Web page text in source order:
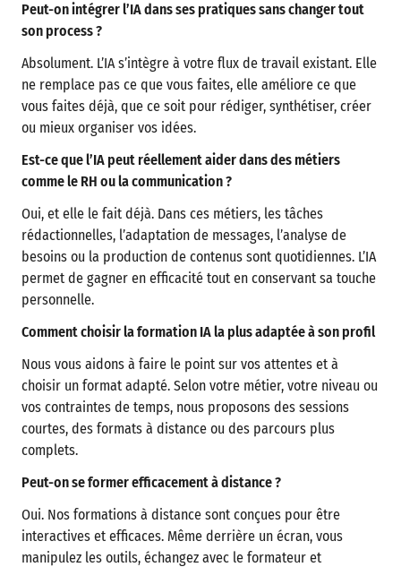
Peut-on intégrer l’IA dans ses pratiques sans changer tout
son process ?
Absolument. L’IA s’intègre à votre flux de travail existant. Elle
ne remplace pas ce que vous faites, elle améliore ce que
vous faites déjà, que ce soit pour rédiger, synthétiser, créer
ou mieux organiser vos idées.
Est-ce que l’IA peut réellement aider dans des métiers
comme le RH ou la communication ?
Oui, et elle le fait déjà. Dans ces métiers, les tâches
rédactionnelles, l’adaptation de messages, l’analyse de
besoins ou la production de contenus sont quotidiennes. L’IA
permet de gagner en efficacité tout en conservant sa touche
personnelle.
Comment choisir la formation IA la plus adaptée à son profil
Nous vous aidons à faire le point sur vos attentes et à
choisir un format adapté. Selon votre métier, votre niveau ou
vos contraintes de temps, nous proposons des sessions
courtes, des formats à distance ou des parcours plus
complets.
Peut-on se former efficacement à distance ?
Oui. Nos formations à distance sont conçues pour être
interactives et efficaces. Même derrière un écran, vous
manipulez les outils, échangez avec le formateur et